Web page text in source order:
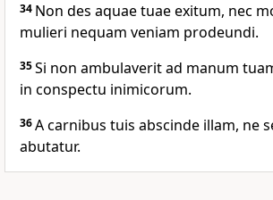
34 Non des aquae tuae exitum, nec
mulieri nequam veniam prodeundi.
35Si non ambulaverit ad manum
in conspectu inimicorum.
36A carnibus tuis abscinde illam, ne
abutatur.